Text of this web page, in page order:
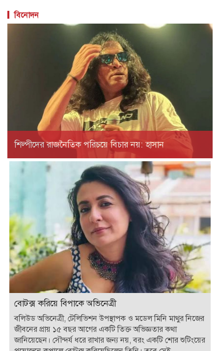
বিনোদন
শিল্পীদের রাজনৈতিক পরিচয়ে বিচার নয়: হাসান
বোটক্স করিয়ে বিপাকে অভিনেত্রী
বলিউড অভিনেত্রী, টেলিভিশন উপস্থাপক ও মডেল মিনি মাথুর নিজের
জীবনের প্রায় ১৫ বছর আগের একটি তিক্ত অভিজ্ঞতার কথা
জানিয়েছেন। সৌন্দর্য ধরে রাখার জন্য নয়, বরং একটি শোর শুটিংয়ের